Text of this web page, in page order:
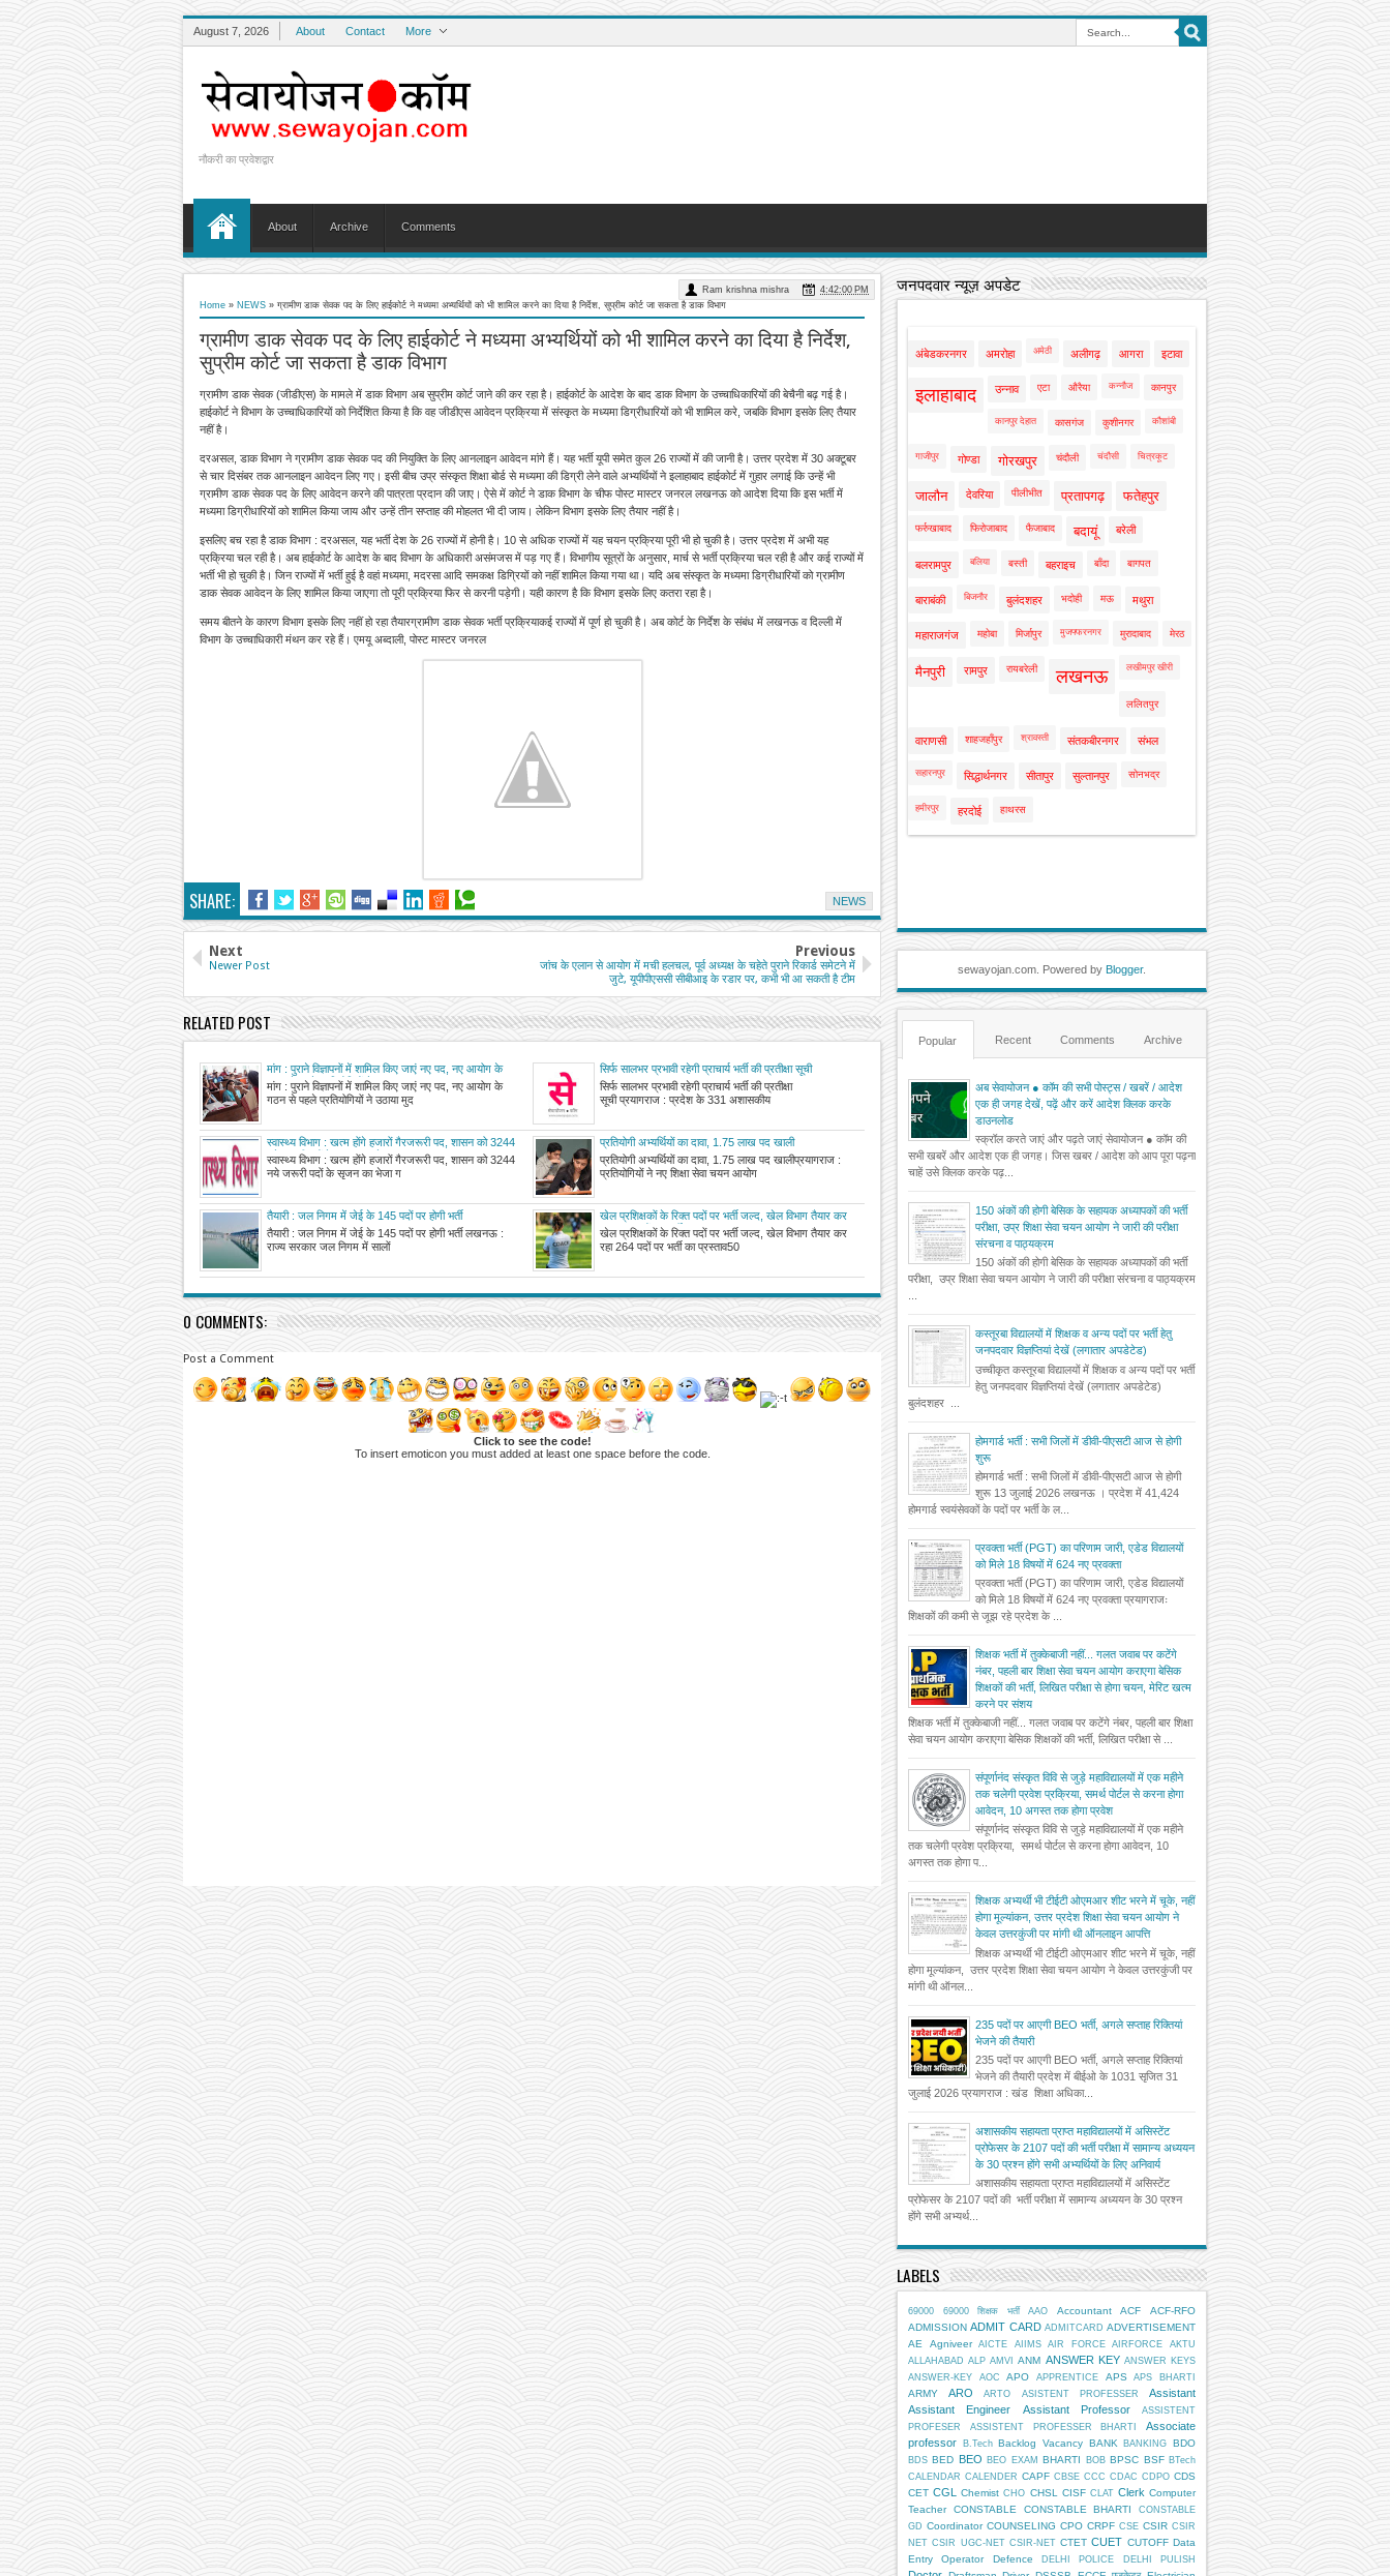
August 7, 2026 About Contact More
नौकरी का प्रवेशद्वार
About Archive Comments
Home » NEWS » ग्रामीण डाक सेवक पद के लिए हाईकोर्ट ने मध्यमा अभ्यर्थियों को भी शामिल करने का दिया है निर्देश, सुप्रीम कोर्ट जा सकता है डाक विभाग
ग्रामीण डाक सेवक पद के लिए हाईकोर्ट ने मध्यमा अभ्यर्थियों को भी शामिल करने का दिया है निर्देश,
सुप्रीम कोर्ट जा सकता है डाक विभाग
Ram krishna mishra 4:42:00 PM
NEWS
ग्रामीण डाक सेवक (जीडीएस) के मामले में डाक विभाग अब सुप्रीम कोर्ट जाने की कर रहा है। हाईकोर्ट के आदेश के बाद डाक विभाग के उच्चाधिकारियों की बेचैनी बढ़ गई है।
हाईकोर्ट ने विभाग के उच्चाधिकारियों को निर्देशित किया है कि वह जीडीएस आवेदन प्रक्रिया में संस्कृत के मध्यमा डिग्रीधारियों को भी शामिल करे, जबकि विभाग इसके लिए तैयार
नहीं है।
दरअसल, डाक विभाग ने ग्रामीण डाक सेवक पद की नियुक्ति के लिए आनलाइन आवेदन मांगे हैं। यह भर्ती यूपी समेत कुल 26 राज्यों में की जानी है। उत्तर प्रदेश में 30 अक्टूबर
से चार दिसंबर तक आनलाइन आवेदन लिए गए। इसी बीच उप्र संस्कृत शिक्षा बोर्ड से मध्यमा की डिग्री लेने वाले अभ्यर्थियों ने इलाहाबाद हाईकोर्ट में गुहार लगाई कि उन्हें भी
ग्रामीण डाक सेवक पद के लिए आवेदन करने की पात्रता प्रदान की जाए। ऐसे में कोर्ट ने डाक विभाग के चीफ पोस्ट मास्टर जनरल लखनऊ को आदेश दिया कि इस भर्ती में
मध्यमा डिग्रीधारियों को शामिल किया जाय और उन्हें तीन सप्ताह की मोहलत भी दी जाय। लेकिन विभाग इसके लिए तैयार नहीं है।
इसलिए बच रहा है डाक विभाग : दरअसल, यह भर्ती देश के 26 राज्यों में होनी है। 10 से अधिक राज्यों में यह चयन प्रक्रिया पूरी भी हो चुकी है। उत्तर प्रदेश में अभी यह
प्रक्रिया चल रही है। अब हाईकोर्ट के आदेश के बाद विभाग के अधिकारी असंमजस में पड़ गए हैं। विभागीय सूत्रों के अनुसार, मार्च से भर्ती प्रक्रिया चल रही है और कई राज्यों में
भर्ती भी हो चुकी है। जिन राज्यों में भर्ती हुई है वहां मध्यमा, मदरसा आदि समकक्ष डिग्रियों को नहीं शामिल किया गया था। यदि अब संस्कृत के मध्यमा डिग्रीधारियों को ग्रामीण
डाक सेवक आवेदन के लिए शामिल किया जाएगा तो पूरी प्रक्रिया फिर से करनी पड़ेगी। यही कारण है कि विभाग इसके लिए कतरा रहा है।
समय बीतने के कारण विभाग इसके लिए नहीं हो रहा तैयारग्रामीण डाक सेवक भर्ती प्रक्रियाकई राज्यों में पूर्ण हो चुकी है। अब कोर्ट के निर्देश के संबंध में लखनऊ व दिल्ली में
विभाग के उच्चाधिकारी मंथन कर रहे हैं। एमयू अब्दाली, पोस्ट मास्टर जनरल
SHARE:
Next
Newer Post
Previous
जांच के एलान से आयोग में मची हलचल, पूर्व अध्यक्ष के चहेते पुराने रिकार्ड समेटने में
जुटे, यूपीपीएससी सीबीआइ के रडार पर, कभी भी आ सकती है टीम
RELATED POST
मांग : पुराने विज्ञापनों में शामिल किए जाएं नए पद, नए आयोग के
गठन से पहले प्रतियोगियों ने उठाया मुद्दा
मांग : पुराने विज्ञापनों में शामिल किए जाएं नए पद, नए आयोग के
गठन से पहले प्रतियोगियों ने उठाया मुद
सिर्फ सालभर प्रभावी रहेगी प्राचार्य भर्ती की प्रतीक्षा सूची
सिर्फ सालभर प्रभावी रहेगी प्राचार्य भर्ती की प्रतीक्षा
सूची प्रयागराज : प्रदेश के 331 अशासकीय
स्वास्थ्य विभाग : खत्म होंगे हजारों गैरजरूरी पद, शासन को 3244
नये जरूरी पदों के सृजन का भेजा गया प्रस्ताव
स्वास्थ्य विभाग : खत्म होंगे हजारों गैरजरूरी पद, शासन को 3244
नये जरूरी पदों के सृजन का भेजा ग
प्रतियोगी अभ्यर्थियों का दावा, 1.75 लाख पद खाली
प्रतियोगी अभ्यर्थियों का दावा, 1.75 लाख पद खालीप्रयागराज :
प्रतियोगियों ने नए शिक्षा सेवा चयन आयोग
तैयारी : जल निगम में जेई के 145 पदों पर होगी भर्ती
तैयारी : जल निगम में जेई के 145 पदों पर होगी भर्ती लखनऊ :
राज्य सरकार जल निगम में सालों
खेल प्रशिक्षकों के रिक्त पदों पर भर्ती जल्द, खेल विभाग तैयार कर
रहा 264 पदों पर भर्ती का प्रस्ताव
खेल प्रशिक्षकों के रिक्त पदों पर भर्ती जल्द, खेल विभाग तैयार कर
रहा 264 पदों पर भर्ती का प्रस्ताव50
0 COMMENTS:
Post a Comment
Click to see the code!
To insert emoticon you must added at least one space before the code.
जनपदवार न्यूज़ अपडेट
अंबेडकरनगर अमरोहा अमेठी अलीगढ़ आगरा इटावा
इलाहाबाद उन्नाव एटा औरैया कन्नौज कानपुर
कानपुर देहात कासगंज कुशीनगर कौशांबी
गाजीपुर गोण्डा गोरखपुर चंदौली चंदौसी चित्रकूट
जालौन देवरिया पीलीभीत प्रतापगढ़ फतेहपुर
फर्रुखाबाद फिरोजाबाद फैजाबाद बदायूं बरेली
बलरामपुर बलिया बस्ती बहराइच बाँदा बागपत
बाराबंकी बिजनौर बुलंदशहर भदोही मऊ मथुरा
महाराजगंज महोबा मिर्जापुर मुजफ्फरनगर मुरादाबाद मेरठ
मैनपुरी रामपुर रायबरेली लखनऊ लखीमपुर खीरी
ललितपुर
वाराणसी शाहजहाँपुर श्रावस्ती संतकबीरनगर संभल
सहारनपुर सिद्धार्थनगर सीतापुर सुल्तानपुर सोनभद्र
हमीरपुर हरदोई हाथरस
sewayojan.com. Powered by Blogger.
Popular Recent Comments Archive
अब सेवायोजन ● कॉम की सभी पोस्ट्स / खबरें / आदेश
एक ही जगह देखें, पढ़ें और करें आदेश क्लिक करके
डाउनलोड
स्क्रॉल करते जाएं और पढ़ते जाएं सेवायोजन ● कॉम की
सभी खबरें और आदेश एक ही जगह। जिस खबर / आदेश को आप पूरा पढ़ना
चाहें उसे क्लिक करके पढ़...
150 अंकों की होगी बेसिक के सहायक अध्यापकों की भर्ती
परीक्षा, उप्र शिक्षा सेवा चयन आयोग ने जारी की परीक्षा
संरचना व पाठ्यक्रम
150 अंकों की होगी बेसिक के सहायक अध्यापकों की भर्ती
परीक्षा, उप्र शिक्षा सेवा चयन आयोग ने जारी की परीक्षा संरचना व पाठ्यक्रम
कस्तूरबा विद्यालयों में शिक्षक व अन्य पदों पर भर्ती हेतु
जनपदवार विज्ञप्तियां देखें (लगातार अपडेटेड)
उच्चीकृत कस्तूरबा विद्यालयों में शिक्षक व अन्य पदों पर भर्ती
हेतु जनपदवार विज्ञप्तियां देखें (लगातार अपडेटेड)
बुलंदशहर ...
होमगार्ड भर्ती : सभी जिलों में डीवी-पीएसटी आज से होगी
शुरू
होमगार्ड भर्ती : सभी जिलों में डीवी-पीएसटी आज से होगी
शुरू 13 जुलाई 2026 लखनऊ । प्रदेश में 41,424
होमगार्ड स्वयंसेवकों के पदों पर भर्ती के ल...
प्रवक्ता भर्ती (PGT) का परिणाम जारी, एडेड विद्यालयों
को मिले 18 विषयों में 624 नए प्रवक्ता
प्रवक्ता भर्ती (PGT) का परिणाम जारी, एडेड विद्यालयों
को मिले 18 विषयों में 624 नए प्रवक्ता प्रयागराजः
शिक्षकों की कमी से जूझ रहे प्रदेश के ...
शिक्षक भर्ती में तुक्केबाजी नहीं... गलत जवाब पर कटेंगे
नंबर, पहली बार शिक्षा सेवा चयन आयोग कराएगा बेसिक
शिक्षकों की भर्ती, लिखित परीक्षा से होगा चयन, मेरिट खत्म
करने पर संशय
शिक्षक भर्ती में तुक्केबाजी नहीं... गलत जवाब पर कटेंगे नंबर, पहली बार शिक्षा
सेवा चयन आयोग कराएगा बेसिक शिक्षकों की भर्ती, लिखित परीक्षा से ...
संपूर्णानंद संस्कृत विवि से जुड़े महाविद्यालयों में एक महीने
तक चलेगी प्रवेश प्रक्रिया, समर्थ पोर्टल से करना होगा
आवेदन, 10 अगस्त तक होगा प्रवेश
संपूर्णानंद संस्कृत विवि से जुड़े महाविद्यालयों में एक महीने
तक चलेगी प्रवेश प्रक्रिया, समर्थ पोर्टल से करना होगा आवेदन, 10
अगस्त तक होगा प...
शिक्षक अभ्यर्थी भी टीईटी ओएमआर शीट भरने में चूके, नहीं
होगा मूल्यांकन, उत्तर प्रदेश शिक्षा सेवा चयन आयोग ने
केवल उत्तरकुंजी पर मांगी थी ऑनलाइन आपत्ति
शिक्षक अभ्यर्थी भी टीईटी ओएमआर शीट भरने में चूके, नहीं
होगा मूल्यांकन, उत्तर प्रदेश शिक्षा सेवा चयन आयोग ने केवल उत्तरकुंजी पर
मांगी थी ऑनल...
235 पदों पर आएगी BEO भर्ती, अगले सप्ताह रिक्तियां
भेजने की तैयारी
235 पदों पर आएगी BEO भर्ती, अगले सप्ताह रिक्तियां
भेजने की तैयारी प्रदेश में बीईओ के 1031 सृजित 31
जुलाई 2026 प्रयागराज : खंड शिक्षा अधिका...
अशासकीय सहायता प्राप्त महाविद्यालयों में असिस्टेंट
प्रोफेसर के 2107 पदों की भर्ती परीक्षा में सामान्य अध्ययन
के 30 प्रश्न होंगे सभी अभ्यर्थियों के लिए अनिवार्य
अशासकीय सहायता प्राप्त महाविद्यालयों में असिस्टेंट
प्रोफेसर के 2107 पदों की भर्ती परीक्षा में सामान्य अध्ययन के 30 प्रश्न
होंगे सभी अभ्यर्थ...
LABELS
69000 69000 शिक्षक भर्ती AAO Accountant ACF
ACF-RFO
ADMISSION ADMIT CARD ADMITCARD ADVERTISEMENT
AE
Agniveer AICTE AIIMS AIR FORCE AIRFORCE
AKTU
ALLAHABAD ALP AMVI ANM ANSWER KEY ANSWER KEYS
ANSWER-KEY
AOC APO APPRENTICE APS APS BHARTI
ARMY ARO ARTO ASISTENT PROFESSER
Assistant
Assistant Engineer
Assistant Professor
ASSISTENT
PROFESER
ASSISTENT PROFESSER BHARTI
Associate
professor
B.Tech Backlog Vacancy BANK BANKING BDO
BDS BED BEO BEO EXAM BHARTI BOB BPSC BSF BTech
CALENDAR CALENDER CAPF CBSE CCC CDAC CDPO CDS
CET CGL Chemist CHO CHSL CISF CLAT Clerk Computer
Teacher
CONSTABLE CONSTABLE BHARTI
CONSTABLE
GD Coordinator COUNSELING CPO CRPF CSE CSIR CSIR
NET CSIR UGC-NET CSIR-NET CTET CUET CUTOFF Data
Entry Operator
Defence DELHI POLICE DELHI PULISH